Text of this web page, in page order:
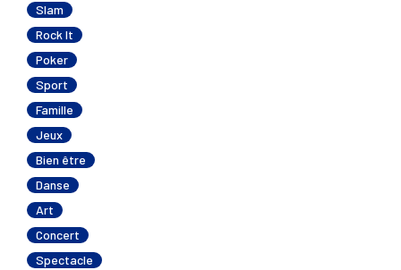
Slam
Rock It
Poker
Sport
Famille
Jeux
Bien être
Danse
Art
Concert
Spectacle